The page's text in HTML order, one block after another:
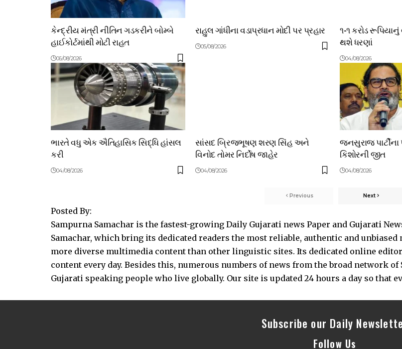
કેન્દ્રીય મંત્રી નીતિન ગડકરીને બોમ્બે
હાઈકોર્ટમાંથી મોટી રાહત
06/08/2026
રાહુલ ગાંધીના વડાપ્રધાન મોદી પર પ્રહાર
05/08/2026
૧-૧ કરોડ
થશે ધરણાં
04/08/2026
ભારતે વધુ એક ઐતિહાસિક સિદ્ધિ હાંસલ
કરી
04/08/2026
સાંસદ બ્રિજભૂષણ શરણ સિંહ અને
વિનોદ તોમર નિર્દોષ જાહેર
04/08/2026
જનસુરાજ
કિશોરની જીત
04/08/2026
Previous Next
Posted By:
Sampurna Samachar is the fastest-growing Daily Gujarati news Paper and Gujarati
Samachar, which bring its dedicated readers the most reliable, authentic and
more diverse multimedia content than other linguistic sites. Its dedicated online
content every day. Besides this, numerous numbers of news from the broad network
Gujarati speaking people who live globally. Our site is updated 24 hours a day so that
Subscribe our Daily
Follow Us